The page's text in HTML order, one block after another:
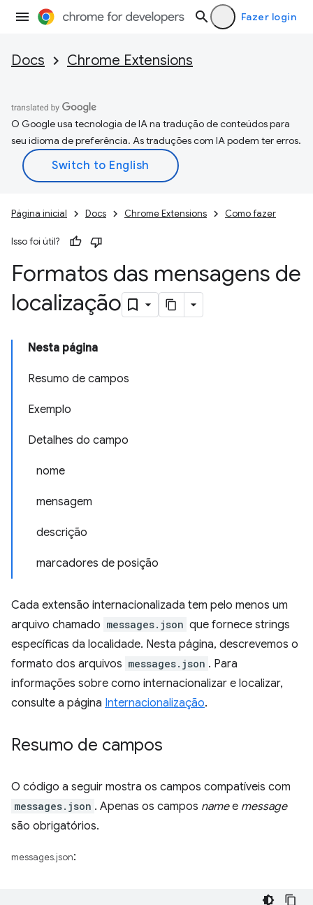
Fazer login
Docs Chrome Extensions
O Google usa tecnologia de IA na tradução de conteúdos para
seu idioma de preferência. As traduções com IA podem ter erros.
Página inicial Docs Chrome Extensions Como fazer
Isso foi útil?
Formatos das mensagens de
localização
Nesta página
Resumo de campos
Exemplo
Detalhes do campo
nome
mensagem
descrição
marcadores de posição
Cada extensão internacionalizada tem pelo menos um
arquivo chamado messages.json que fornece strings
específicas da localidade. Nesta página, descrevemos o
formato dos arquivos messages.json . Para
informações sobre como internacionalizar e localizar,
consulte a página Internacionalização.
Resumo de campos
O código a seguir mostra os campos compatíveis com
messages.json . Apenas os campos namee message
são obrigatórios.
messages.json: